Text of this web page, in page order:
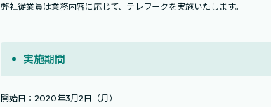
弊社従業員は業務内容に応じて、テレワークを実施いたします。
実施期間
開始日：2020年3月2日（月）